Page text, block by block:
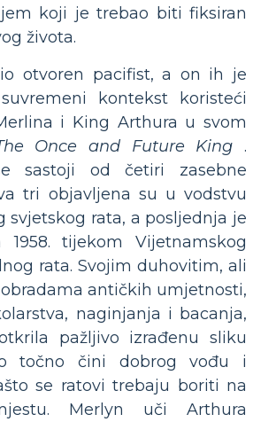
koji je trebao biti fiksiran
života.
otvoren pacifist, a on ih je
kontekst koristeći
i King Arthura u svom
Once and Future King .
sastoji od četiri zasebne
tri objavljena su u vodstvu
svjetskog rata, a posljednja je
1958. tijekom Vijetnamskog
rata. Svojim duhovitim, ali
antičkih umjetnosti,
naginjanja i bacanja,
pažljivo izrađenu sliku
točno čini dobrog vođu i
se ratovi trebaju boriti na
Merlyn uči Arthura